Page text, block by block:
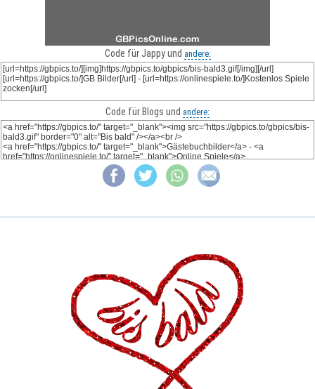
Code für Jappy und andere:
Code für Blogs und andere: